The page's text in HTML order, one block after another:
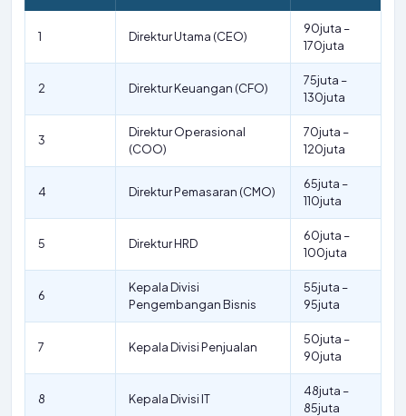
1 Direktur Utama (CEO)
90juta –
170juta
2 Direktur Keuangan (CFO)
75juta –
130juta
3
Direktur Operasional
(COO)
70juta –
120juta
4 Direktur Pemasaran (CMO)
65juta –
110juta
5 Direktur HRD
60juta –
100juta
6
Kepala Divisi
Pengembangan Bisnis
55juta –
95juta
7 Kepala Divisi Penjualan
50juta –
90juta
8 Kepala Divisi IT
48juta –
85juta